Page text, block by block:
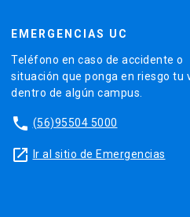
EMERGENCIAS UC
Teléfono en caso de accidente o
situación que ponga en riesgo tu
dentro de algún campus.
phone (56)95504 5000
launch Ir al sitio de Emergencias